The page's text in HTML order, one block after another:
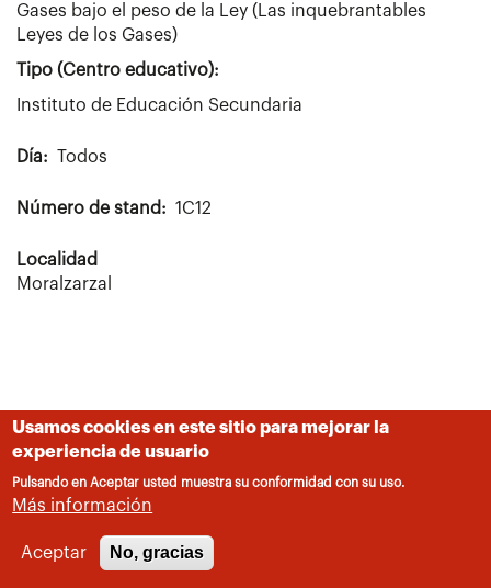
Gases bajo el peso de la Ley (Las inquebrantables
Leyes de los Gases)
Tipo (Centro educativo):
Instituto de Educación Secundaria
Día Todos
Número de stand 1C12
Localidad
Moralzarzal
Usamos cookies en este sitio para mejorar la
experiencia de usuario
Pulsando en Aceptar usted muestra su conformidad con su uso.
Más información
Aceptar No, gracias